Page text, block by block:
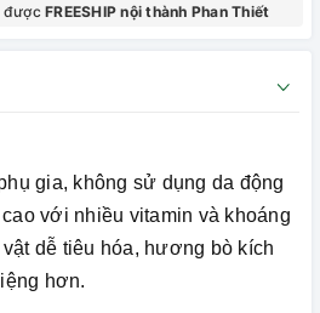
đượcFREESHIP nội thành Phan Thiết
gia, không sử dụng da động
với nhiều vitamin và khoáng
dễ tiêu hóa, hương bò kích
hơn.